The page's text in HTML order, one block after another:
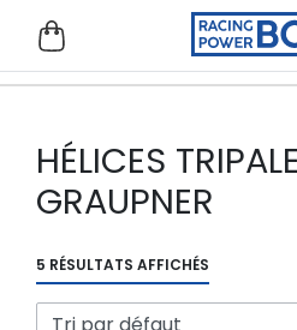
HÉLICES
GRAUPNER
5 RÉSULTATS AFFICHÉS